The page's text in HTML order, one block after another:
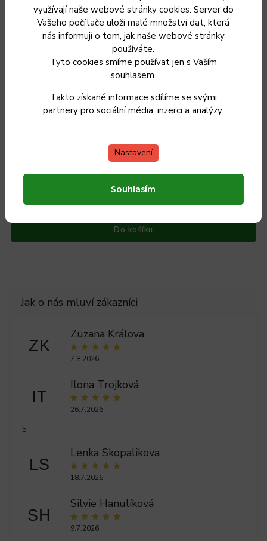
využívají naše webové stránky cookies. Server do
Vašeho počítače uloží malé množství dat, která
nás informují o tom, jak naše webové stránky
používáte.
Tyto cookies smíme používat jen s Vaším
souhlasem.
Takto získané informace sdílíme se svými
partnery pro sociální média, inzerci a analýzy.
Nastavení
Souhlasím
288 Kč bez DPH
Do košíku
ZK
Zuzana Králova
7.8.2026
IT
Ilona Trojková
26.7.2026
5
LS
Lenka Skopalikova
18.7.2026
SH
Silvie Hanulíková
9.7.2026